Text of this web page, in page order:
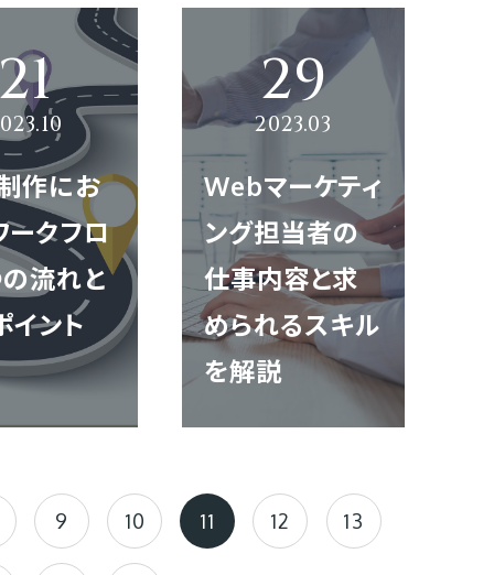
作にお
ークフロ
流れと
イント
Webマーケティ
ング担当者の
仕事内容と求
められるスキル
を解説
9 10 11 12 13